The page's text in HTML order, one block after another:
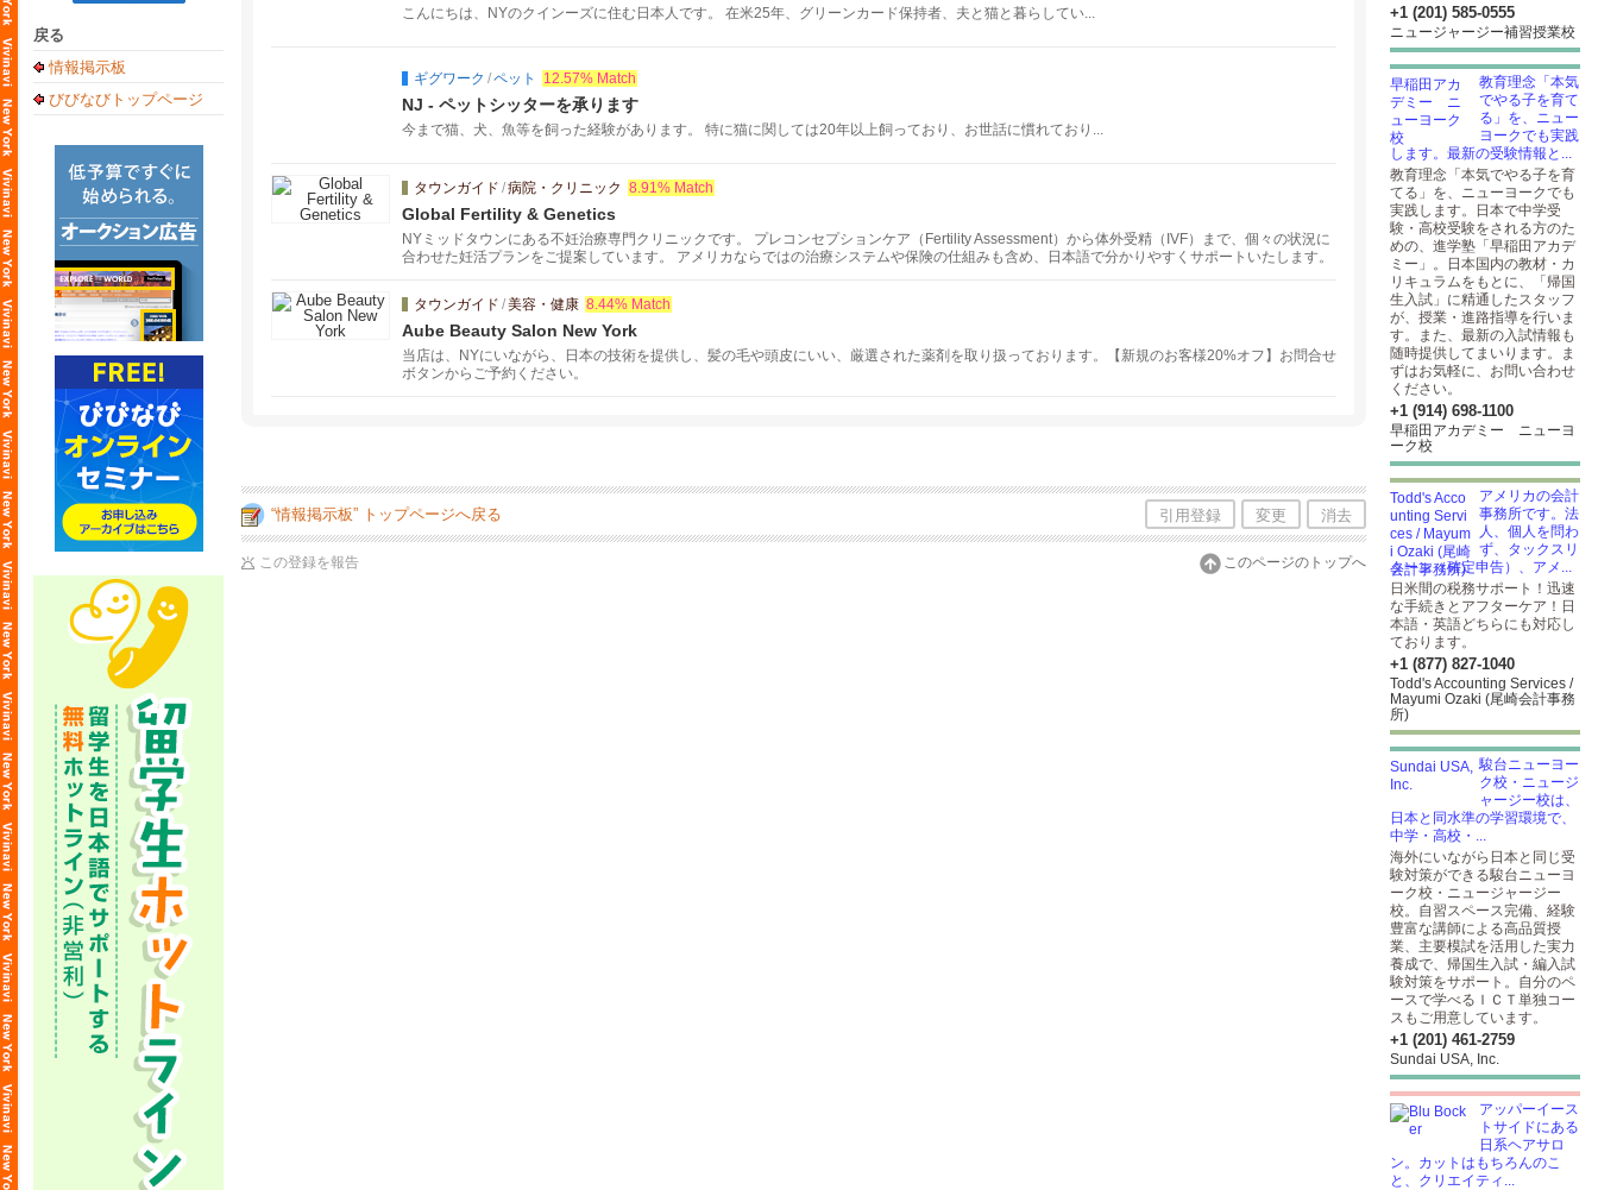
戻る
情報掲示板
びびなびトップページ
こんにちは、NYのクインーズに住む日本人です。 在米25年、グリーンカード保持者、夫と猫と暮らしてい...
ギグワーク /ペット 12.57% Match
NJ - ペットシッターを承ります
今まで猫、犬、魚等を飼った経験があります。 特に猫に関しては20年以上飼っており、お世話に慣れており...
タウンガイド /病院・クリニック 8.91% Match
Global Fertility & Genetics
NYミッドタウンにある不妊治療専門クリニックです。 プレコンセプションケア（Fertility Assessment）から体外受精（IVF）まで、個々の状況に
合わせた妊活プランをご提案しています。 アメリカならではの治療システムや保険の仕組みも含め、日本語で分かりやすくサポートいたします。
タウンガイド /美容・健康 8.44% Match
Aube Beauty Salon New York
当店は、NYにいながら、日本の技術を提供し、髪の毛や頭皮にいい、厳選された薬剤を取り扱っております。【新規のお客様20%オフ】お問合せ
ボタンからご予約ください。
“情報掲示板” トップページへ戻る 引用登録 変更 消去
この登録を報告 このページのトップへ
+1 (201) 585-0555
ニュージャージー補習授業校
教育理念「本気
でやる子を育て
る」を、ニュー
ヨークでも実践
します。最新の受験情報と...
教育理念「本気でやる子を育
てる」を、ニューヨークでも
実践します。日本で中学受
験・高校受験をされる方のた
めの、進学塾「早稲田アカデ
ミー」。日本国内の教材・カ
リキュラムをもとに、「帰国
生入試」に精通したスタッフ
が、授業・進路指導を行いま
す。また、最新の入試情報も
随時提供してまいります。ま
ずはお気軽に、お問い合わせ
ください。
+1 (914) 698-1100
早稲田アカデミー ニューヨ
ーク校
アメリカの会計
事務所です。法
人、個人を問わ
ず、タックスリ
ターン（確定申告）、アメ...
日米間の税務サポート！迅速
な手続きとアフターケア！日
本語・英語どちらにも対応し
ております。
+1 (877) 827-1040
Todd's Accounting Services /
Mayumi Ozaki (尾崎会計事務
所)
駿台ニューヨー
ク校・ニュージ
ャージー校は、
日本と同水準の学習環境で、
中学・高校・...
海外にいながら日本と同じ受
験対策ができる駿台ニューヨ
ーク校・ニュージャージー
校。自習スペース完備、経験
豊富な講師による高品質授
業、主要模試を活用した実力
養成で、帰国生入試・編入試
験対策をサポート。自分のペ
ースで学べるＩＣＴ単独コー
スもご用意しています。
+1 (201) 461-2759
Sundai USA, Inc.
アッパーイース
トサイドにある
日系ヘアサロ
ン。カットはもちろんのこ
と、クリエイティ...